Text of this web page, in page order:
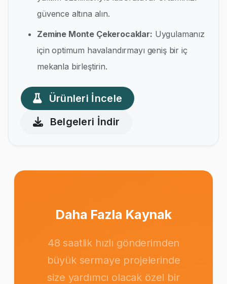
güvence altına alın.
Zemine Monte Çekerocaklar: Uygulamanız
için optimum havalandırmayı geniş bir iç
mekanla birleştirin.
Ürünleri İncele
Belgeleri İndir
Daha Fazla Kaynak
48 saatlik hızlı gönderimden
büyük sermaye projelerinde
size yardımcı olacak özel bir